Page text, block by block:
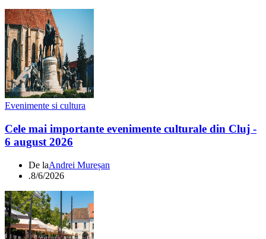
Evenimente si cultura
Cele mai importante evenimente culturale din Cluj -
6 august 2026
De laAndrei Mureșan
.8/6/2026